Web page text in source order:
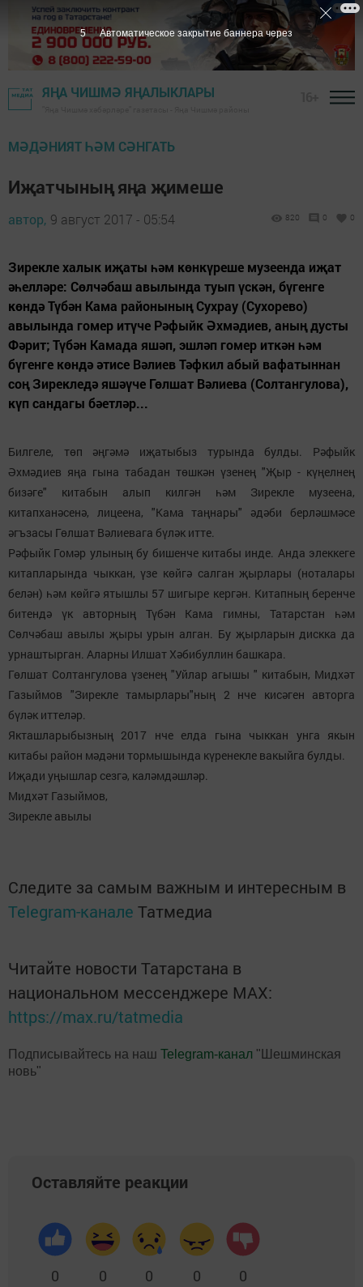
ЯҢА ЧИШМӘ ЯҢАЛЫКЛАРЫ
МӘДӘНИЯТ ҺӘМ СӘНГАТЬ
Иҗатчының яңа җимеше
автор, 9 август 2017 - 05:54 820 0 0
Зирекле халык иҗаты һәм көнкүреше музеенда иҗат
әһелләре: Сөлчәбаш авылында туып үскән, бүгенге
көндә Түбән Кама районының Сухрау (Сухорево)
авылында гомер итүче Рәфыйк Әхмәдиев, аның дусты
Фәрит; Түбән Камада яшәп, эшләп гомер иткән һәм
бүгенге көндә әтисе Вәлиев Тәфкил абый вафатыннан
соң Зирекледә яшәүче Гөлшат Вәлиева (Солтангулова),
күп сандагы бәетләр...
Билгеле, төп әңгәмә иҗатыбыз турында булды. Рәфыйк
Әхмәдиев яңа гына табадан төшкән үзенең "Җыр - күңелнең
бизәге" китабын алып килгән һәм Зирекле музеена,
китапханәсенә, лицеена, "Кама таңнары" әдәби берләшмәсе
әгъзасы Гөлшат Вәлиевага бүләк итте.
Рәфыйк Гомәр улының бу бишенче китабы инде. Анда элеккеге
китапларында чыккан, үзе көйгә салган җырлары (ноталары
белән) һәм көйгә ятышлы 57 шигыре кергән. Китапның беренче
битендә үк авторның Түбән Кама гимны, Татарстан һәм
Сөлчәбаш авылы җыры урын алган. Бу җырларын дискка да
урнаштырган. Аларны Илшат Хәбибуллин башкара.
Гөлшат Солтангулова үзенең "Уйлар агышы " китабын, Мидхәт
Газыймов "Зирекле тамырлары"ның 2 нче кисәген авторга
бүләк иттеләр.
Якташларыбызның 2017 нче елда гына чыккан унга якын
китабы район мәдәни тормышында күренекле вакыйга булды.
Иҗади уңышлар сезгә, каләмдәшләр.
Мидхәт Газыймов,
Зирекле авылы
Следите за самым важным и интересным в
Telegram-канале Татмедиа
Читайте новости Татарстана в
национальном мессенджере MАХ:
https://max.ru/tatmedia
Подписывайтесь на наш Telegram-канал "Шешминская
новь"
Оставляйте реакции
0 0 0 0 0
4 Автоматическое закрытие баннера через